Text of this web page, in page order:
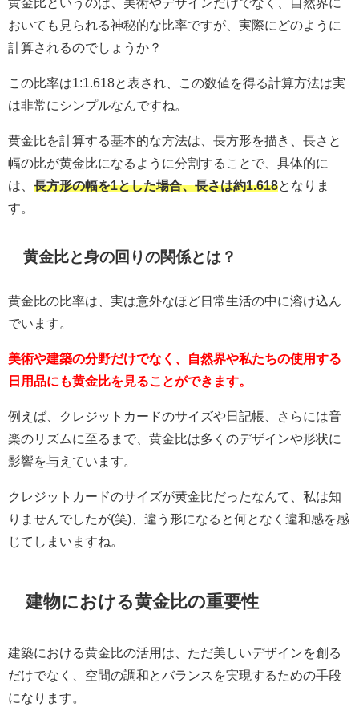
おいても見られる神秘的な比率ですが、実際にどのように
計算されるのでしょうか？
この比率は1:1.618と表され、この数値を得る計算方法は実
は非常にシンプルなんですね。
黄金比を計算する基本的な方法は、長方形を描き、長さと
幅の比が黄金比になるように分割することで、具体的に
は、 長方形の幅を1とした場合、長さは約1.618となりま
す。
黄金比と身の回りの関係とは？
黄金比の比率は、実は意外なほど日常生活の中に溶け込ん
でいます。
美術や建築の分野だけでなく、自然界や私たちの使用する
日用品にも黄金比を見ることができます。
例えば、クレジットカードのサイズや日記帳、さらには音
楽のリズムに至るまで、黄金比は多くのデザインや形状に
影響を与えています。
クレジットカードのサイズが黄金比だったなんて、私は知
りませんでしたが(笑)、違う形になると何となく違和感を感
じてしまいますね。
建物における黄金比の重要性
建築における黄金比の活用は、ただ美しいデザインを創る
だけでなく、空間の調和とバランスを実現するための手段
になります。